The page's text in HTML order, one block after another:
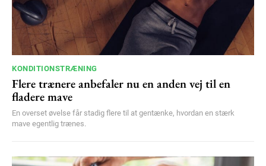
KONDITIONSTRÆNING
Flere trænere anbefaler nu en anden vej til en
fladere mave
En overset øvelse får stadig flere til at gentænke, hvordan en stærk
mave egentlig trænes.